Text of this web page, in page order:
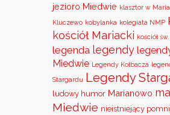
jezioro Miedwie klasztor w
Kluczewo kobylanka kolegiata NMP
kościół Mariacki kościół
legenda legendy
Miedwie Legendy Kołbacza
Stargardu Legendy
ludowy humor Marianowo
Miedwie nieistniejący